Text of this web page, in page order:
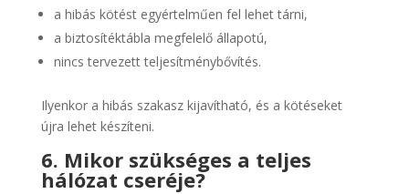
a hibás kötést egyértelműen fel lehet tárni,
a biztosítéktábla megfelelő állapotú,
nincs tervezett teljesítménybővítés.
Ilyenkor a hibás szakasz kijavítható, és a kötéseket
újra lehet készíteni.
6. Mikor szükséges a teljes
hálózat cseréje?